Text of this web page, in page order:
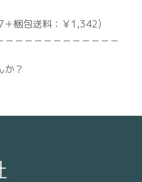
梱包送料：￥1,342)
－－－－－－－－－－－
か？